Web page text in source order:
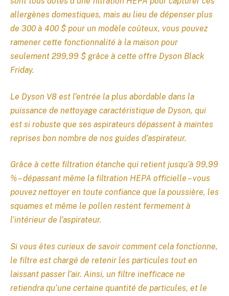
allergènes domestiques, mais au lieu de dépenser plus
de 300 à 400 $ pour un modèle coûteux, vous pouvez
ramener cette fonctionnalité à la maison pour
seulement 299,99 $ grâce à cette offre Dyson Black
Friday.
Le Dyson V8 est l’entrée la plus abordable dans la
puissance de nettoyage caractéristique de Dyson, qui
est si robuste que ses aspirateurs dépassent à maintes
reprises bon nombre de nos guides d’aspirateur.
Grâce à cette filtration étanche qui retient jusqu’à 99,99
% – dépassant même la filtration HEPA officielle – vous
pouvez nettoyer en toute confiance que la poussière, les
squames et même le pollen restent fermement à
l’intérieur de l’aspirateur.
Si vous êtes curieux de savoir comment cela fonctionne,
le filtre est chargé de retenir les particules tout en
laissant passer l’air. Ainsi, un filtre inefficace ne
retiendra qu’une certaine quantité de particules, et le